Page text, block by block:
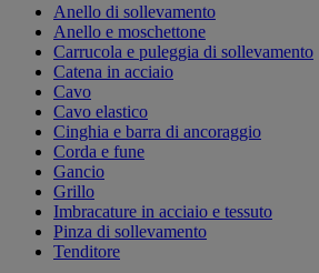
Anello di sollevamento
Anello e moschettone
Carrucola e puleggia di sollevamento
Catena in acciaio
Cavo
Cavo elastico
Cinghia e barra di ancoraggio
Corda e fune
Gancio
Grillo
Imbracature in acciaio e tessuto
Pinza di sollevamento
Tenditore